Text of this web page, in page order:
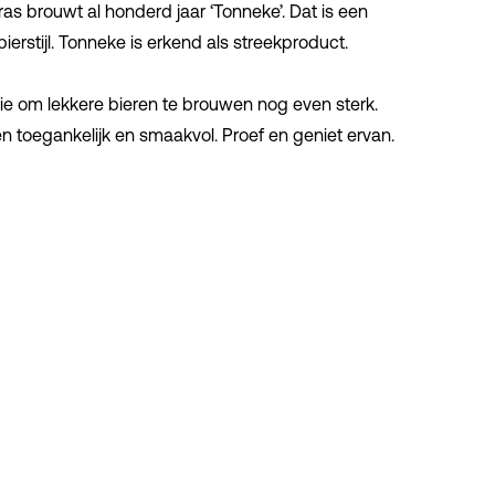
brouwt al honderd jaar ‘Tonneke’. Dat is een
Tonneke is erkend als streekproduct.
om lekkere bieren te brouwen nog even sterk.
toegankelijk en smaakvol. Proef en geniet ervan.